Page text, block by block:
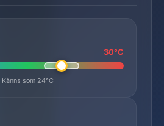
30°C
Känns som 24°C